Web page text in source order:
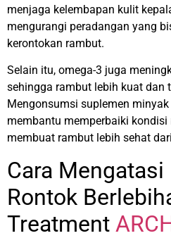
menjaga kelembapan kulit
mengurangi peradangan yang
kerontokan rambut.
Selain itu, omega-3 juga
sehingga rambut lebih kuat dan
Mengonsumsi suplemen
membantu memperbaiki
membuat rambut lebih sehat
Cara Mengatasi
Rontok
Treatment